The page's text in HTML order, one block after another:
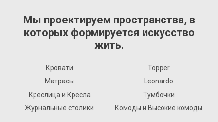
Мы проектируем пространства, в
которых формируется искусство
жить.
Кровати
Матрасы
Креслица и Кресла
Журнальные столики
Topper
Leonardo
Тумбочки
Комоды и Высокие комоды